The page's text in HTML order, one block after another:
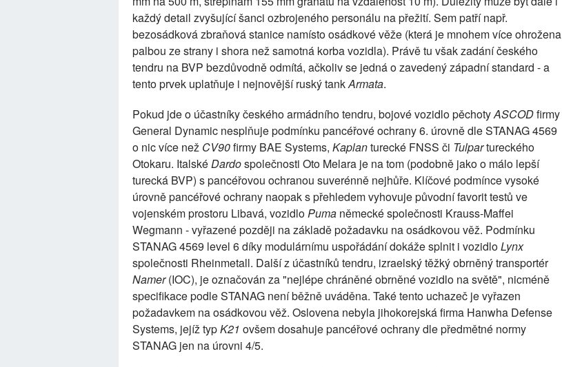
každý detail zvyšující šanci ozbrojeného personálu na přežití. Sem patří např.
bezosádková zbraňová stanice namísto osádkové věže (která je mnohem více ohrožena
palbou ze strany i shora než samotná korba vozidla). Právě tu však zadání českého
tendru na BVP bezdůvodně odmítá, ačkoliv se jedná o zavedený západní standard - a
tento prvek uplatňuje i nejnovější ruský tankArmata.
Pokud jde o účastníky českého armádního tendru, bojové vozidlo pěchotyASCODfirmy
General Dynamic nesplňuje podmínku pancéřové ochrany 6. úrovně dle STANAG 4569
o nic více než CV90firmy BAE Systems, Kaplanturecké FNSS či Tulpartureckého
Otokaru. ItalskéDardospolečnosti Oto Melara je na tom (podobně jako o málo lepší
turecká BVP) s pancéřovou ochranou suverénně nejhůře. Klíčové podmínce vysoké
úrovně pancéřové ochrany naopak s přehledem vyhovuje původní favorit testů ve
vojenském prostoru Libavá, vozidloPuma německé společnosti Krauss-Maffei
Wegmann - vyřazené později na základě požadavku na osádkovou věž. Podmínku
STANAG 4569 level 6 díky modulárnímu uspořádání dokáže splnit i vozidloLynx
společnosti Rheinmetall. Další z účastníků tendru, izraelský těžký obrněný transportér
Namer(IOC), je označován za "nejlépe chráněné obrněné vozidlo na světě", nicméně
specifikace podle STANAG není běžně uváděna. Také tento uchazeč je vyřazen
požadavkem na osádkovou věž. Oslovena nebyla jihokorejská firma Hanwha Defense
Systems, jejíž typK21 ovšem dosahuje pancéřové ochrany dle předmětné normy
STANAG jen na úrovni 4/5.